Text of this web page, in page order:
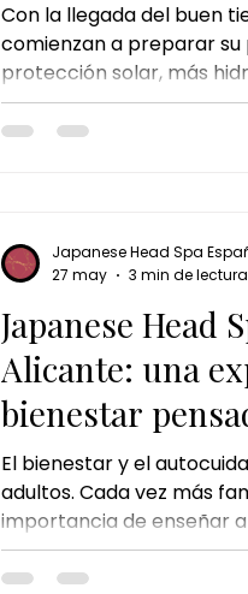
Con la llegada del buen
comienzan a preparar
protección solar, más
cambios en la rutina de
embargo, hay algo que a
capilares pueden alterar
cuero cabelludo y del
Japanese Head
Alicante: una
bienestar
pequeños
El bienestar y el
adultos. Cada vez más
importancia de enseñar
momentos de calma y
edades tempranas. El
Japanese Head Spa
27 may
3 min de lectura